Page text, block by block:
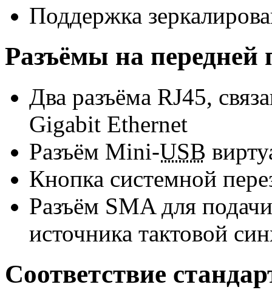
Поддержка
Разъёмы на передней
Два разъёма RJ45,
Gigabit Ethernet
Разъём Mini-USB
Кнопка системной
Разъём SMA для
источника тактовой
Соответствие